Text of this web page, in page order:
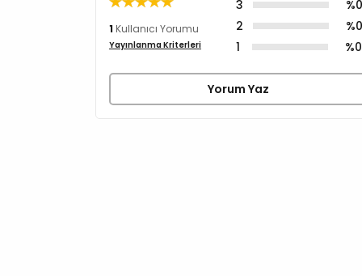
1 Kullanıcı Yorumu
Yayınlanma Kriterleri
3
%0
2
%0
1
%0
Yorum Yaz